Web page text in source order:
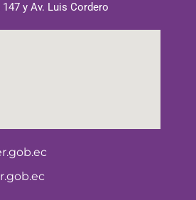
147 y Av. Luis Cordero